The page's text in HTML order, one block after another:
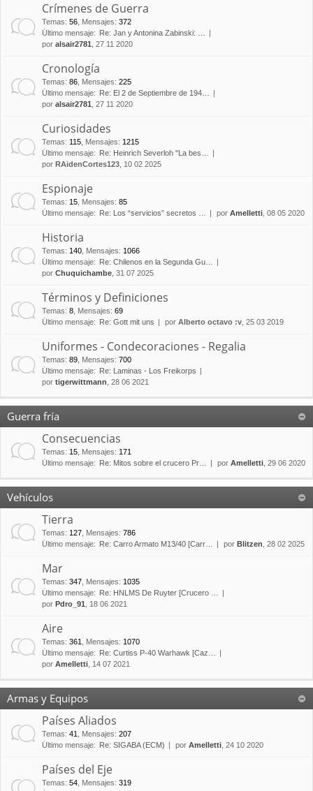
Crímenes de Guerra
Temas: 56 Mensajes: 372
Último mensaje:
Re: Jan y Antonina Zabinski: …
por alsair2781 , 27 11 2020
Cronología
Temas: 86 Mensajes: 225
Último mensaje:
Re: El 2 de Septiembre de 194…
por alsair2781 , 27 11 2020
Curiosidades
Temas: 115 Mensajes: 1215
Último mensaje:
Re: Heinrich Severloh "La bes…
por RAidenCortes123 , 10 02 2025
Espionaje
Temas: 15 Mensajes: 85
Último mensaje:
Re: Los “servicios” secretos … por Amelletti , 08 05 2020
Historia
Temas: 140 Mensajes: 1066
Último mensaje:
Re: Chilenos en la Segunda Gu…
por Chuquichambe , 31 07 2025
Términos y Definiciones
Temas: 8 Mensajes: 69
Último mensaje:
Re: Gott mit uns por Alberto octavo :v , 25 03 2019
Uniformes - Condecoraciones - Regalia
Temas: 89 Mensajes: 700
Último mensaje:
Re: Laminas - Los Freikorps
por tigerwittmann , 28 06 2021
Guerra fría
Consecuencias
Temas: 15 Mensajes: 171
Último mensaje:
Re: Mitos sobre el crucero Pr… por Amelletti , 29 06 2020
Vehículos
Tierra
Temas: 127 Mensajes: 786
Último mensaje:
Re: Carro Armato M13/40 [Carr… por Blitzen , 28 02 2025
Mar
Temas: 347 Mensajes: 1035
Último mensaje:
Re: HNLMS De Ruyter [Crucero …
por Pdro_91 , 18 06 2021
Aire
Temas: 361 Mensajes: 1070
Último mensaje:
Re: Curtiss P-40 Warhawk [Caz…
por Amelletti , 14 07 2021
Armas y Equipos
Países Aliados
Temas: 41 Mensajes: 207
Último mensaje:
Re: SIGABA (ECM) por Amelletti , 24 10 2020
Países del Eje
Temas: 54 Mensajes: 319